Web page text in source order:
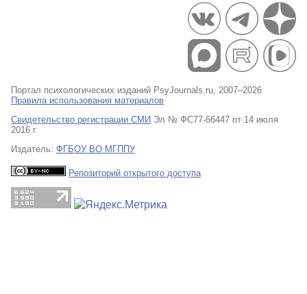
Портал психологических изданий PsyJournals.ru, 2007–2026
Правила использования материалов
Свидетельство регистрации СМИ Эл № ФС77-66447 от 14 июля
2016 г.
Издатель: ФГБОУ ВО МГППУ
Репозиторий открытого доступа